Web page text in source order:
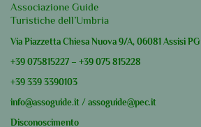
Associazione Guide
Turistiche dell’Umbria
Via Piazzetta Chiesa Nuova 9/A, 06081 Assisi PG
+39 075815227 – +39 075 815228
+39 339 3390103
info@assoguide.it / assoguide@pec.it
Disconoscimento